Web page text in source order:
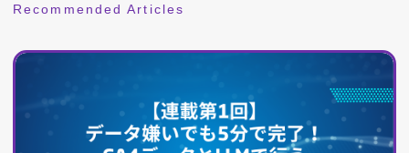
Recommended Articles